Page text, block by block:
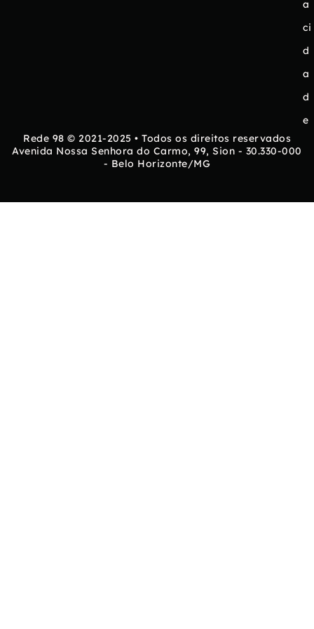
a
ci
d
a
d
e
Rede 98 © 2021-2025 • Todos os direitos reservados
Avenida Nossa Senhora do Carmo, 99, Sion - 30.330-000
- Belo Horizonte/MG